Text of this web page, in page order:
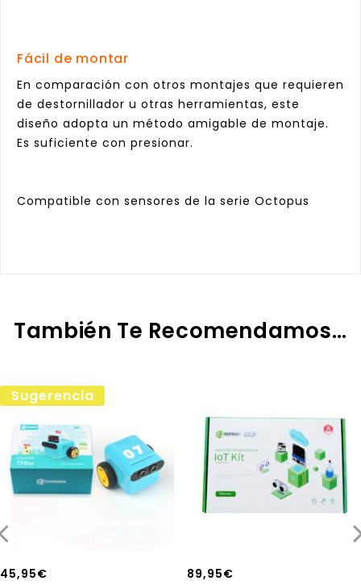
Fácil de montar
En comparación con otros montajes que requieren
de destornillador u otras herramientas, este
diseño adopta un método amigable de montaje.
Es suficiente con presionar.
Compatible con sensores de la serie Octopus
También Te Recomendamos…
Sugerencia
45,95€
89,95€